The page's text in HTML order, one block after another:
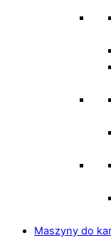
Maszyny do